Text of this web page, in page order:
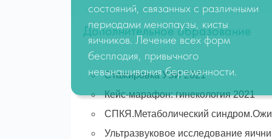
состояний, связанных с различными
периодами менопаузы, кисты
яичников. Лечение всех форм
бесплодия, привычного
невынашивания беременности.
Дополнительное образование
Стажировка УЗИ 2021
Кейс-марафон: гинекология 2021
СПКЯ.Метаболический
Ультразвуковое исследование